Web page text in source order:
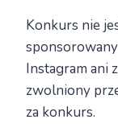
Konkurs nie
Instagram ani
zwolniony
za konkurs.